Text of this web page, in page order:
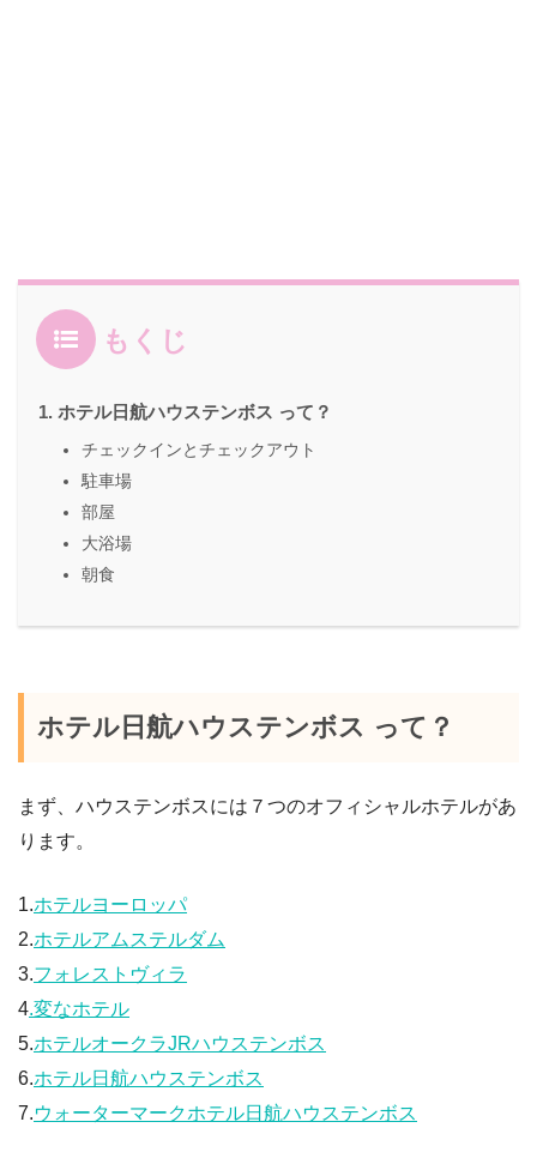
もくじ
ホテル日航ハウステンボス って？
チェックインとチェックアウト
駐車場
部屋
大浴場
朝食
ホテル日航ハウステンボス って？
まず、ハウステンボスには７つのオフィシャルホテルがあ
ります。
1.ホテルヨーロッパ
2.ホテルアムステルダム
3.フォレストヴィラ
4.変なホテル
5.ホテルオークラJRハウステンボス
6.ホテル日航ハウステンボス
7.ウォーターマークホテル日航ハウステンボス